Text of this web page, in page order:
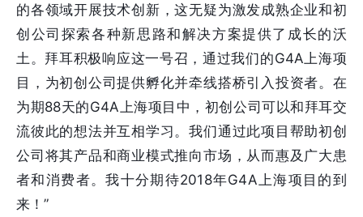
的各领域开展技术创新，这无疑为激发成熟企业和初
创公司探索各种新思路和解决方案提供了成长的沃
土。拜耳积极响应这一号召，通过我们的G4A上海项
目，为初创公司提供孵化并牵线搭桥引入投资者。在
为期88天的G4A上海项目中，初创公司可以和拜耳交
流彼此的想法并互相学习。我们通过此项目帮助初创
公司将其产品和商业模式推向市场，从而惠及广大患
者和消费者。我十分期待2018年G4A上海项目的到
来！”